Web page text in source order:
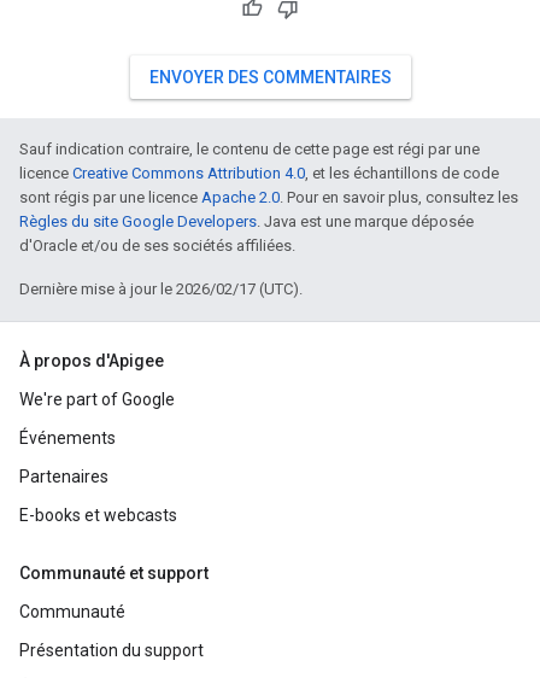
ENVOYER DES COMMENTAIRES
Sauf indication contraire, le contenu de cette page est régi par une
licence Creative Commons Attribution 4.0, et les échantillons de code
sont régis par une licence Apache 2.0. Pour en savoir plus, consultez les
Règles du site Google Developers. Java est une marque déposée
d'Oracle et/ou de ses sociétés affiliées.
Dernière mise à jour le 2026/02/17 (UTC).
À propos d'Apigee
We're part of Google
Événements
Partenaires
E-books et webcasts
Communauté et support
Communauté
Présentation du support